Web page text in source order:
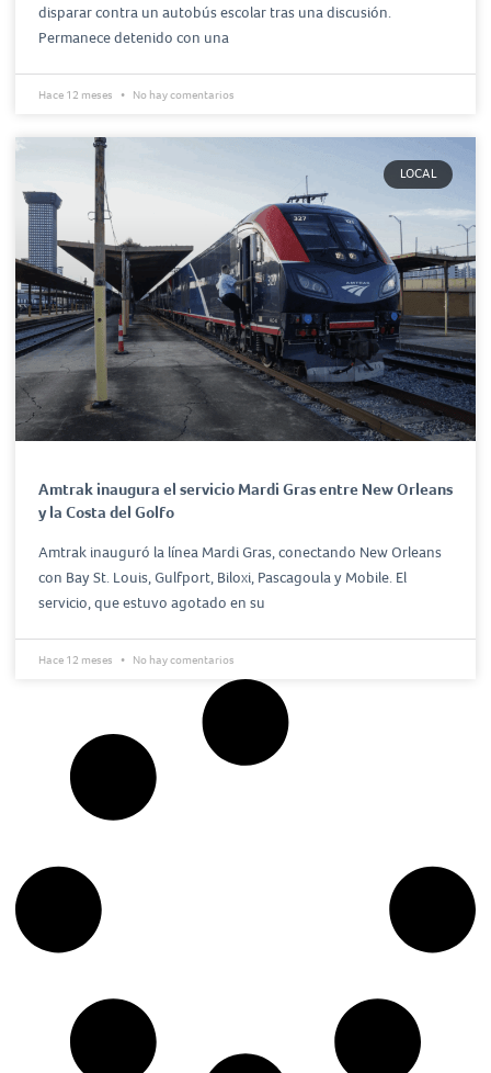
disparar contra un autobús escolar tras una discusión.
Permanece detenido con una
Hace 12 meses No hay comentarios
LOCAL
Amtrak inaugura el servicio Mardi Gras entre New Orleans
y la Costa del Golfo
Amtrak inauguró la línea Mardi Gras, conectando New Orleans
con Bay St. Louis, Gulfport, Biloxi, Pascagoula y Mobile. El
servicio, que estuvo agotado en su
Hace 12 meses No hay comentarios